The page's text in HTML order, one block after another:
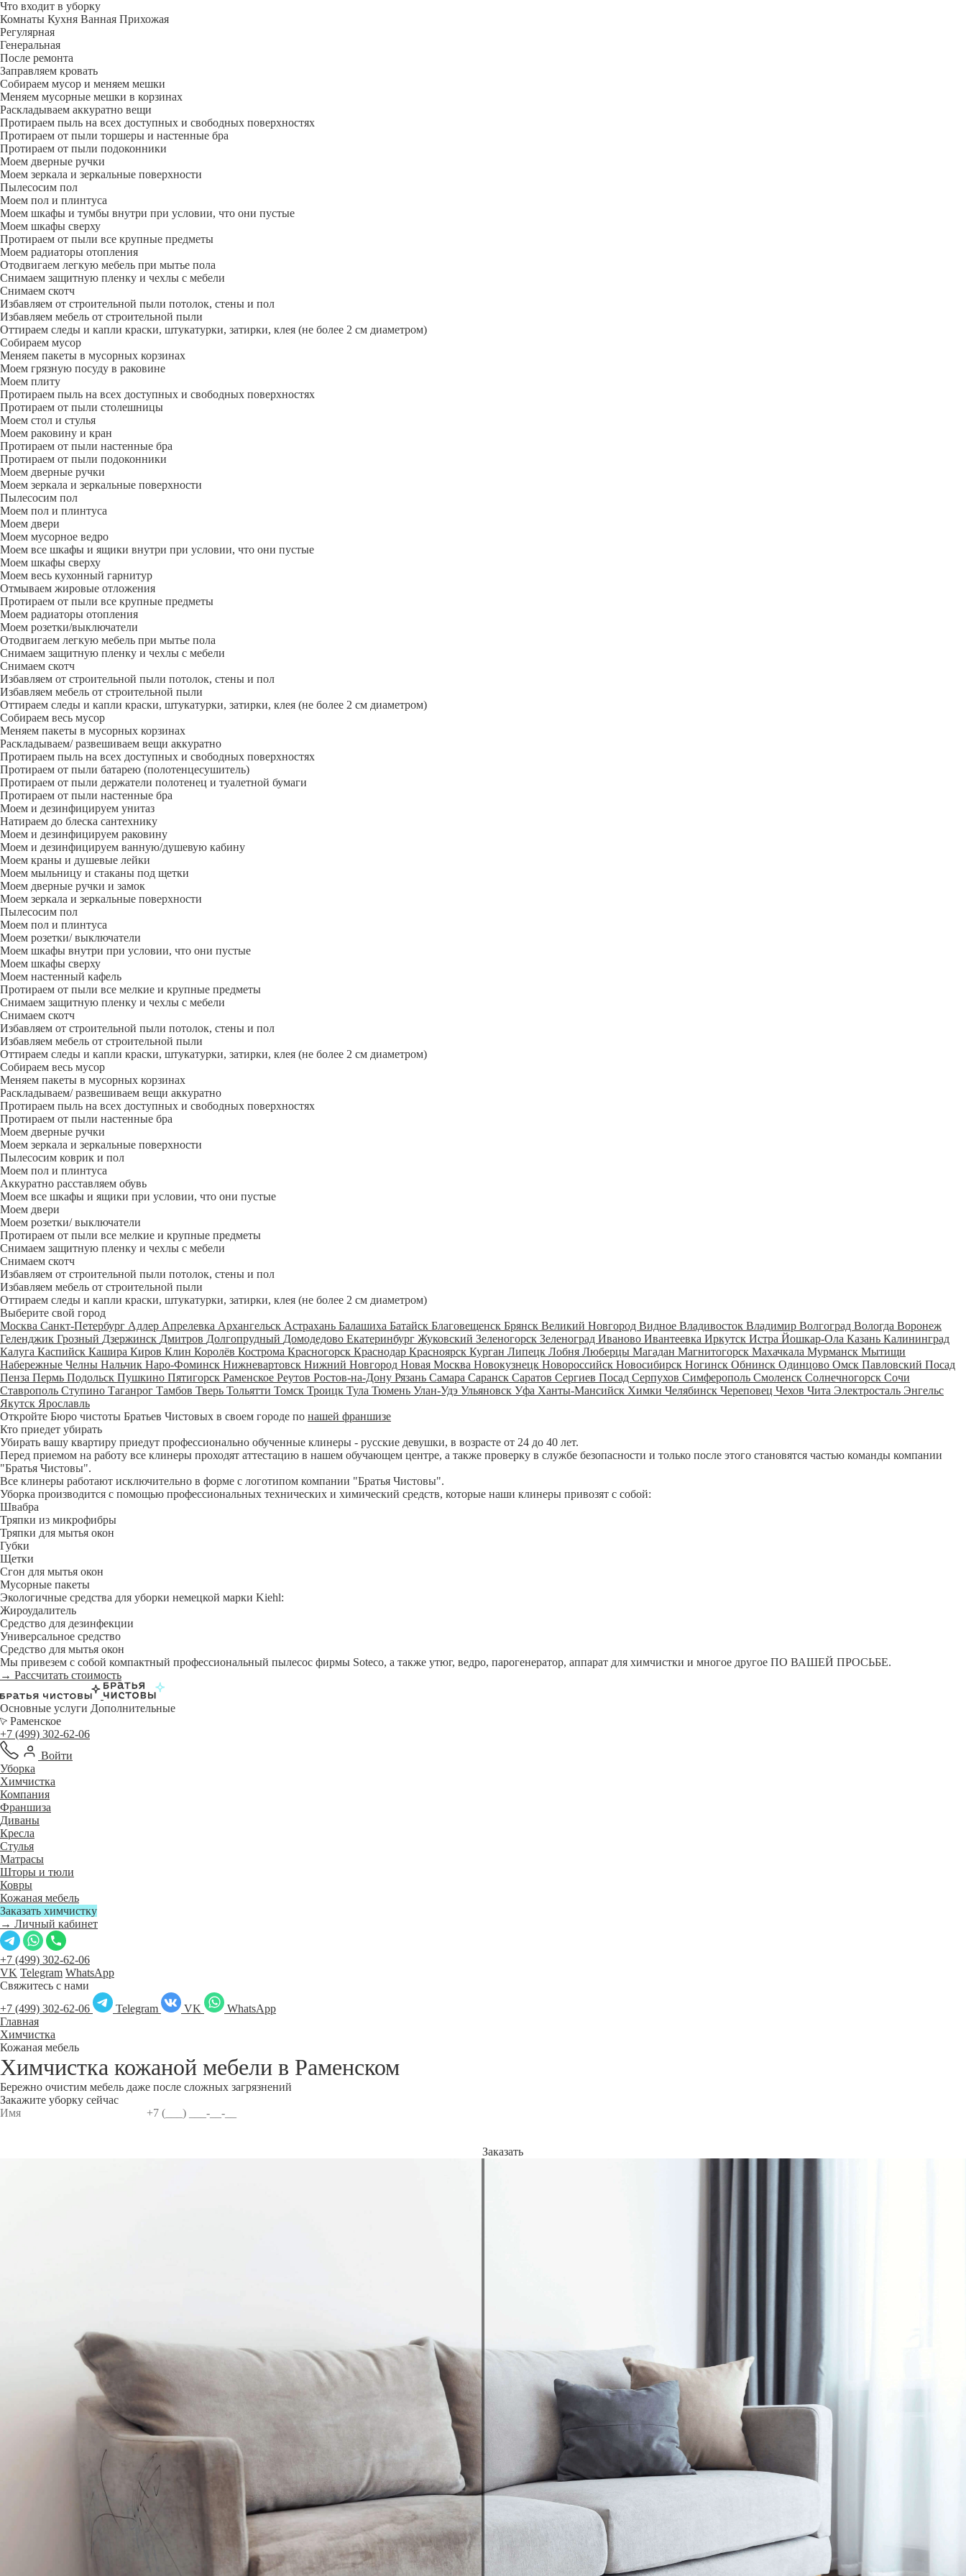
Что входит в уборку
Регу­лярная
Гене­ральная
После ремонта
Заправляем кровать
Собираем мусор и меняем мешки
Меняем мусорные мешки в корзинах
Раскладываем аккуратно вещи
Протираем пыль на всех доступных и свободных поверхностях
Протираем от пыли торшеры и настенные бра
Протираем от пыли подоконники
Моем дверные ручки
Моем зеркала и зеркальные поверхности
Пылесосим пол
Моем пол и плинтуса
Моем шкафы и тумбы внутри при условии, что они пустые
Моем шкафы сверху
Протираем от пыли все крупные предметы
Моем радиаторы отопления
Отодвигаем легкую мебель при мытье пола
Снимаем защитную пленку и чехлы с мебели
Снимаем скотч
Избавляем от строительной пыли потолок, стены и пол
Избавляем мебель от строительной пыли
Оттираем следы и капли краски, штукатурки, затирки, клея (не более 2 см диаметром)
Собираем мусор
Меняем пакеты в мусорных корзинах
Моем грязную посуду в раковине
Моем плиту
Протираем пыль на всех доступных и свободных поверхностях
Протираем от пыли столешницы
Моем стол и стулья
Моем раковину и кран
Протираем от пыли настенные бра
Протираем от пыли подоконники
Моем дверные ручки
Моем зеркала и зеркальные поверхности
Пылесосим пол
Моем пол и плинтуса
Моем двери
Моем мусорное ведро
Моем все шкафы и ящики внутри при условии, что они пустые
Моем шкафы сверху
Моем весь кухонный гарнитур
Отмываем жировые отложения
Протираем от пыли все крупные предметы
Моем радиаторы отопления
Моем розетки/выключатели
Отодвигаем легкую мебель при мытье пола
Снимаем защитную пленку и чехлы с мебели
Снимаем скотч
Избавляем от строительной пыли потолок, стены и пол
Избавляем мебель от строительной пыли
Оттираем следы и капли краски, штукатурки, затирки, клея (не более 2 см диаметром)
Собираем весь мусор
Меняем пакеты в мусорных корзинах
Раскладываем/ развешиваем вещи аккуратно
Протираем пыль на всех доступных и свободных поверхностях
Протираем от пыли батарею (полотенцесушитель)
Протираем от пыли держатели полотенец и туалетной бумаги
Протираем от пыли настенные бра
Моем и дезинфицируем унитаз
Натираем до блеска сантехнику
Моем и дезинфицируем раковину
Моем и дезинфицируем ванную/душевую кабину
Моем краны и душевые лейки
Моем мыльницу и стаканы под щетки
Моем дверные ручки и замок
Моем зеркала и зеркальные поверхности
Пылесосим пол
Моем пол и плинтуса
Моем розетки/ выключатели
Моем шкафы внутри при условии, что они пустые
Моем шкафы сверху
Моем настенный кафель
Протираем от пыли все мелкие и крупные предметы
Снимаем защитную пленку и чехлы с мебели
Снимаем скотч
Избавляем от строительной пыли потолок, стены и пол
Избавляем мебель от строительной пыли
Оттираем следы и капли краски, штукатурки, затирки, клея (не более 2 см диаметром)
Собираем весь мусор
Меняем пакеты в мусорных корзинах
Раскладываем/ развешиваем вещи аккуратно
Протираем пыль на всех доступных и свободных поверхностях
Протираем от пыли настенные бра
Моем дверные ручки
Моем зеркала и зеркальные поверхности
Пылесосим коврик и пол
Моем пол и плинтуса
Аккуратно расставляем обувь
Моем все шкафы и ящики при условии, что они пустые
Моем двери
Моем розетки/ выключатели
Протираем от пыли все мелкие и крупные предметы
Снимаем защитную пленку и чехлы с мебели
Снимаем скотч
Избавляем от строительной пыли потолок, стены и пол
Избавляем мебель от строительной пыли
Оттираем следы и капли краски, штукатурки, затирки, клея (не более 2 см диаметром)
Выберите свой город
Москва Санкт-Петербург Адлер Апрелевка Архангельск Астрахань Балашиха Батайск Благовещенск Брянск Великий Новгород Видное Владивосток Владимир Волгоград Вологда Воронеж
Геленджик Грозный Дзержинск Дмитров Долгопрудный Домодедово Екатеринбург Жуковский Зеленогорск Зеленоград Иваново Ивантеевка Иркутск Истра Йошкар-Ола Казань Калининград
Калуга Каспийск Кашира Киров Клин Королёв Кострома Красногорск Краснодар Красноярск Курган Липецк Лобня Люберцы Магадан Магнитогорск Махачкала Мурманск Мытищи
Набережные Челны Нальчик Наро-Фоминск Нижневартовск Нижний Новгород Новая Москва Новокузнецк Новороссийск Новосибирск Ногинск Обнинск Одинцово Омск Павловский Посад
Пенза Пермь Подольск Пушкино Пятигорск Раменское Реутов Ростов-на-Дону Рязань Самара Саранск Саратов Сергиев Посад Серпухов Симферополь Смоленск Солнечногорск Сочи
Ставрополь Ступино Таганрог Тамбов Тверь Тольятти Томск Троицк Тула Тюмень Улан-Удэ Ульяновск Уфа Ханты-Мансийск Химки Челябинск Череповец Чехов Чита Электросталь Энгельс
Якутск Ярославль
Откройте Бюро чистоты Братьев Чистовых в своем городе по нашей франшизе
Кто приедет убирать
Убирать вашу квартиру приедут профессионально обученные клинеры - русские девушки, в возрасте от 24 до 40 лет.
Перед приемом на работу все клинеры проходят аттестацию в нашем обучающем центре, а также проверку в службе безопасности и только после этого становятся частью команды компании
"Братья Чистовы".
Все клинеры работают исключительно в форме с логотипом компании "Братья Чистовы".
Уборка производится с помощью профессиональных технических и химический средств, которые наши клинеры привозят с собой:
Швабра
Тряпки из микрофибры
Тряпки для мытья окон
Губки
Щетки
Сгон для мытья окон
Мусорные пакеты
Экологичные средства для уборки немецкой марки Kiehl:
Жироудалитель
Средство для дезинфекции
Универсальное средство
Средство для мытья окон
Мы привезем с собой компактный профессиональный пылесос фирмы Soteco, а также утюг, ведро, парогенератор, аппарат для химчистки и многое другое ПО ВАШЕЙ ПРОСЬБЕ.
→ Рассчитать стоимость
Основные услуги Дополнительные
Раменское
+7 (499) 302-62-06
Войти
Уборка
Химчистка
Компания
Франшиза
Диваны
Кресла
Стулья
Матрасы
Шторы и тюли
Ковры
Кожаная мебель
Заказать химчистку
→ Личный кабинет
+7 (499) 302-62-06
VK Telegram WhatsApp
Свяжитесь с нами
+7 (499) 302-62-06
Telegram VK
WhatsApp
Главная
Химчистка
Кожаная мебель
Химчистка кожаной мебели в Раменском
Бережно очистим мебель даже после сложных загрязнений
Закажите уборку сейчас
Заказать